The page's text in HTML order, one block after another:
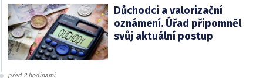
Důchodci a valorizační
oznámení. Úřad připomněl
svůj aktuální postup
před 2 hodinami